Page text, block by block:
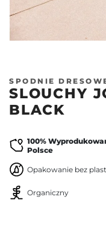
SPODNIE
SLOUCHY
BLACK
100%
Polsce
Opakowanie bez
Organiczny